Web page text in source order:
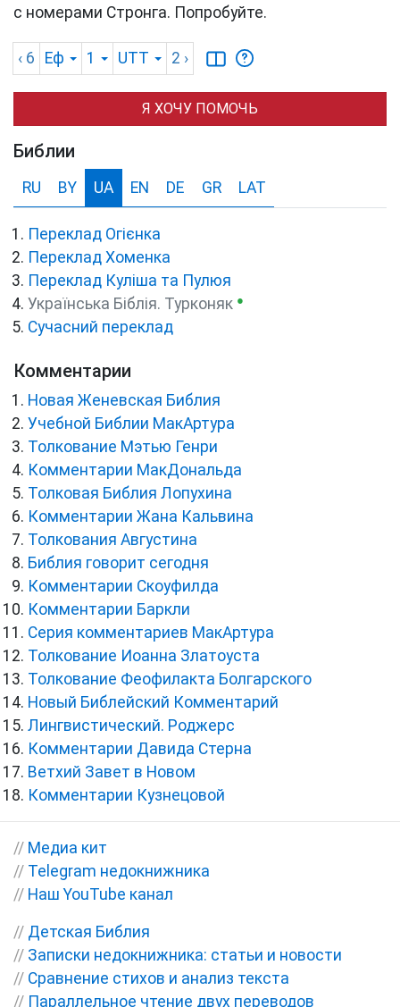
с номерами Стронга. Попробуйте.
‹ 6 Еф 1 UTT 2 ›
Я ХОЧУ ПОМОЧЬ
Библии
RU BY UA EN DE GR LAT
Переклад Огієнка
Переклад Хоменка
Переклад Куліша та Пулюя
Українська Біблія. Турконяк ●
Сучасний переклад
Комментарии
Новая Женевская Библия
Учебной Библии МакАртура
Толкование Мэтью Генри
Комментарии МакДональда
Толковая Библия Лопухина
Комментарии Жана Кальвина
Толкования Августина
Библия говорит сегодня
Комментарии Скоуфилда
Комментарии Баркли
Серия комментариев МакАртура
Толкование Иоанна Златоуста
Толкование Феофилакта Болгарского
Новый Библейский Комментарий
Лингвистический. Роджерс
Комментарии Давида Стерна
Ветхий Завет в Новом
Комментарии Кузнецовой
// Медиа кит
// Telegram недокнижника
// Наш YouTube канал
// Детская Библия
// Записки недокнижника: статьи и новости
// Сравнение стихов и анализ текста
// Параллельное чтение двух переводов